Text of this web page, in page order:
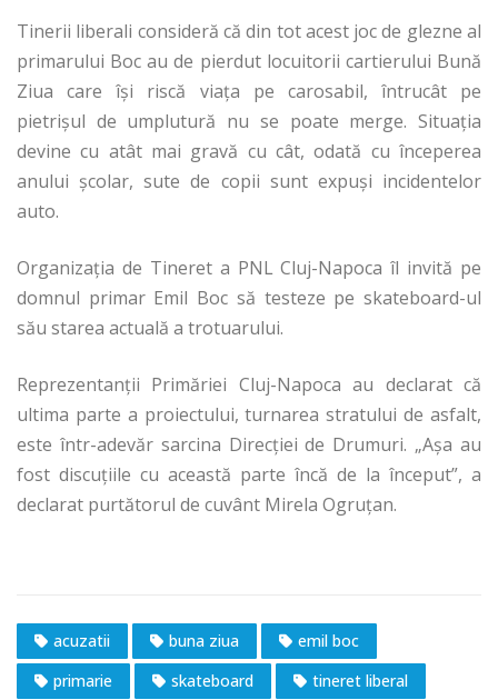
Tinerii liberali consideră că din tot acest joc de glezne al
primarului Boc au de pierdut locuitorii cartierului Bună
Ziua care îşi riscă viaţa pe carosabil, întrucât pe
pietrişul de umplutură nu se poate merge. Situaţia
devine cu atât mai gravă cu cât, odată cu începerea
anului şcolar, sute de copii sunt expuşi incidentelor
auto.
Organizaţia de Tineret a PNL Cluj-Napoca îl invită pe
domnul primar Emil Boc să testeze pe skateboard-ul
său starea actuală a trotuarului.
Reprezentanţii Primăriei Cluj-Napoca au declarat că
ultima parte a proiectului, turnarea stratului de asfalt,
este într-adevăr sarcina Direcţiei de Drumuri. „Aşa au
fost discuţiile cu această parte încă de la început”, a
declarat purtătorul de cuvânt Mirela Ogruţan.
acuzatii buna ziua
emil boc
primarie
skateboard
tineret liberal